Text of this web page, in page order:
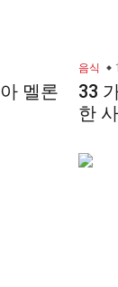
멜론
음식
33
한